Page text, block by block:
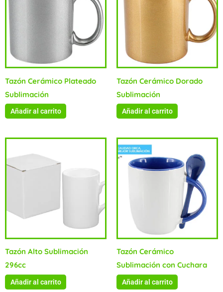
Tazón Cerámico Plateado
Sublimación
Añadir al carrito
Tazón Cerámico Dorado
Sublimación
Añadir al carrito
Tazón Alto Sublimación
296cc
Añadir al carrito
Tazón Cerámico
Sublimación con Cuchara
Añadir al carrito